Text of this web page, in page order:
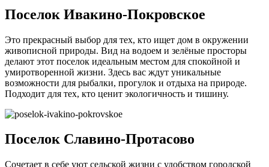
Поселок Ивакино-Покровское
Это прекрасный выбор для тех, кто ищет дом в окружении
живописной природы. Вид на водоем и зелёные просторы
делают этот поселок идеальным местом для спокойной и
умиротворенной жизни. Здесь вас ждут уникальные
возможности для рыбалки, прогулок и отдыха на природе.
Подходит для тех, кто ценит экологичность и тишину.
Поселок Славино-Протасово
Сочетает в себе уют сельской жизни с удобством городской